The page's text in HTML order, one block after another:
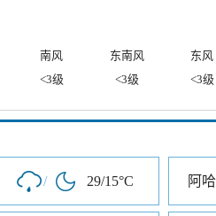
南风 东南风
东风
<3级 <3级 <3级
/ 29/15°C 阿